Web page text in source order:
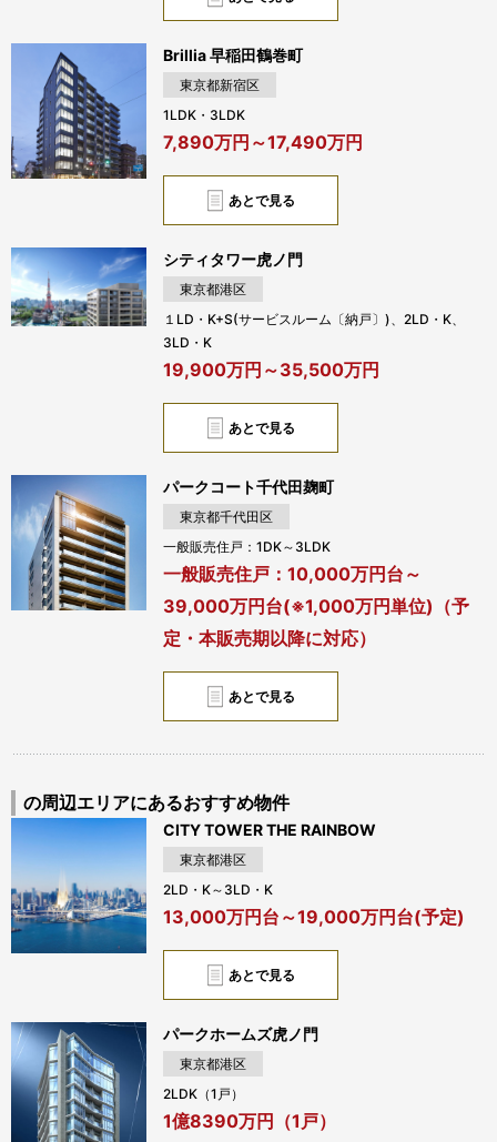
あとで見る
Brillia 早稲田鶴巻町
東京都新宿区
1LDK・3LDK
7,890万円～17,490万円
あとで見る
シティタワー虎ノ門
東京都港区
１LD・K+S(サービスルーム〔納戸〕)、2LD・K、
3LD・K
19,900万円～35,500万円
あとで見る
パークコート千代田麹町
東京都千代田区
一般販売住戸：1DK～3LDK
一般販売住戸：10,000万円台～
39,000万円台(※1,000万円単位)（予
定・本販売期以降に対応）
の周辺エリアにあるおすすめ物件
あとで見る
CITY TOWER THE RAINBOW
東京都港区
2LD・K～3LD・K
13,000万円台～19,000万円台(予定)
パークホームズ虎ノ門
東京都港区
2LDK（1戸）
1億8390万円（1戸）